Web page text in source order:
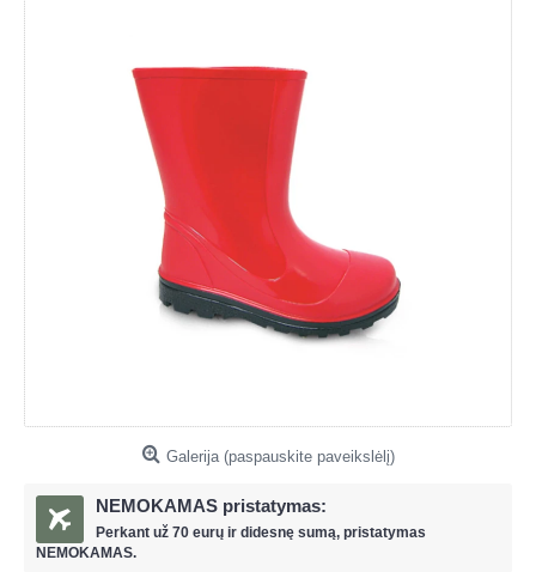
Galerija (paspauskite paveikslėlį)
NEMOKAMAS pristatymas:
Perkant už 70 eurų ir didesnę sumą, pristatymas
NEMOKAMAS.